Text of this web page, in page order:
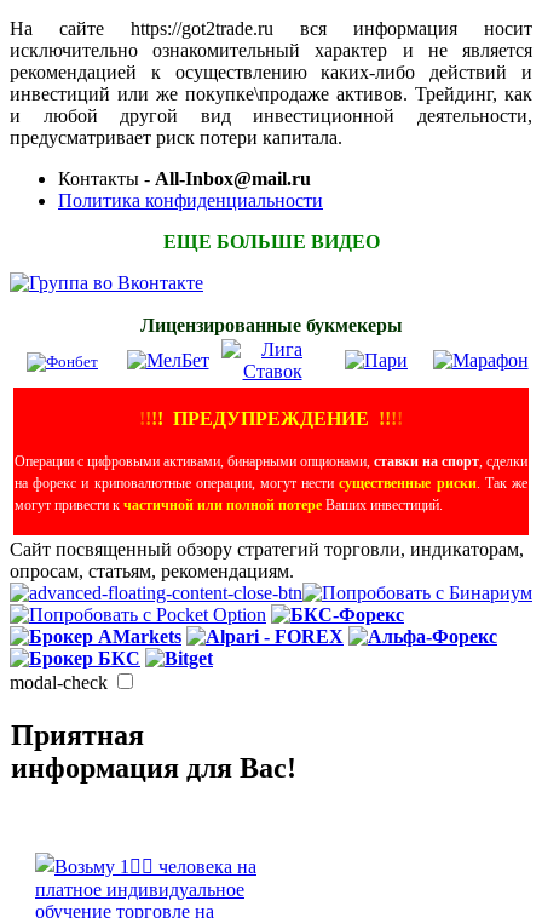
На сайте https://got2trade.ru вся информация носит
исключительно ознакомительный характер и не является
рекомендацией к осуществлению каких-либо действий и
инвестиций или же покупке\продаже активов. Трейдинг, как
и любой другой вид инвестиционной деятельности,
предусматривает риск потери капитала.
Контакты - All-Inbox@mail.ru
Политика конфиденциальности
ЕЩЕ БОЛЬШЕ ВИДЕО
Лицензированные букмекеры
!!!! ПРЕДУПРЕЖДЕНИЕ !!!!
Операции с цифровыми активами, бинарными опционами, ставки на спорт, сделки
на форекс и криповалютные операции, могут нестисущественные риски. Так же
могут привести к частичной или полной потере Ваших инвестиций.
Сайт посвященный обзору стратегий торговли, индикаторам,
опросам, статьям, рекомендациям.
modal-check
Приятная
информация для Вас!